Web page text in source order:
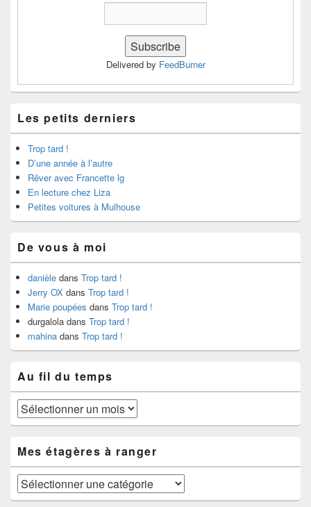
Delivered by FeedBurner
Les petits derniers
Trop tard !
D’une année à l’autre
Rêver avec Francette lg
En lecture chez Liza
Petites voitures à Mulhouse
De vous à moi
danièle dans Trop tard !
Jerry OX dans Trop tard !
Marie poupées dans Trop tard !
durgalola dans Trop tard !
mahina dans Trop tard !
Au fil du temps
Au
fil
temps
Mes étagères à ranger
Mes
étagères